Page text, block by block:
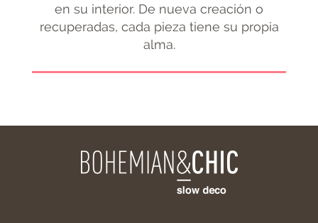
en su interior. De nueva creación o
recuperadas, cada pieza tiene su propia
alma.